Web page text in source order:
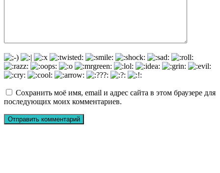
Сохранить моё имя, email и адрес сайта в этом браузере для
последующих моих комментариев.